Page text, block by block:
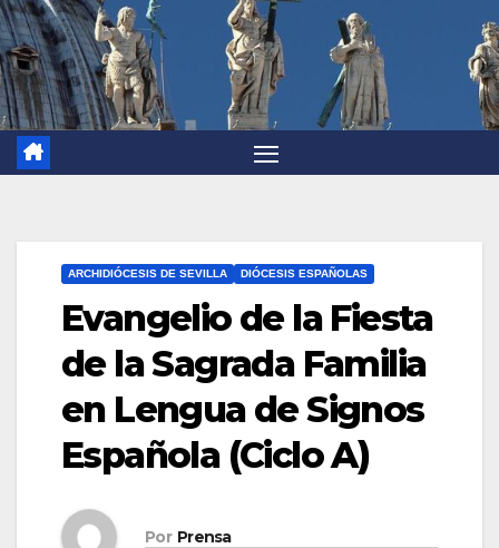
ARCHIDIÓCESIS DE SEVILLA DIÓCESIS ESPAÑOLAS
Evangelio de la Fiesta
de la Sagrada Familia
en Lengua de Signos
Española (Ciclo A)
Por Prensa